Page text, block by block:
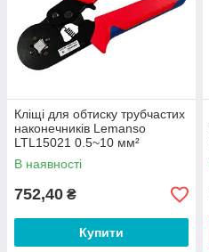
Кліщі для обтиску трубчастих
наконечників Lemanso
LTL15021 0.5~10 мм²
В наявності
752,40 ₴
Купити